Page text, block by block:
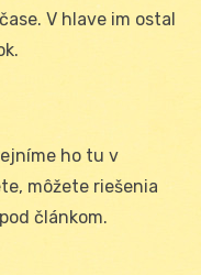
V hlave im ostal
ho tu v
môžete riešenia
článkom.